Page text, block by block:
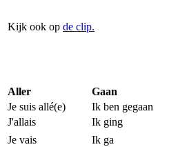
Kijk ook op de clip.
Aller
Gaan
Je suis allé(e)
Ik ben gegaan
J'allais
Ik ging
Je vais
Ik ga